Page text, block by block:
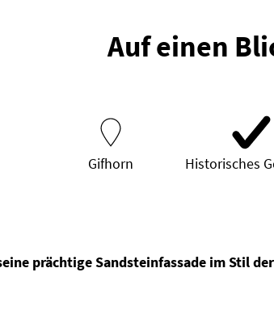
Auf einen
Gifhorn Historisches
prächtige Sandsteinfassade im Stil